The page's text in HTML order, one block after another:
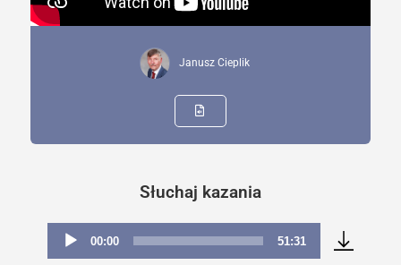
Janusz Cieplik
Słuchaj kazania
Odtwarzacz
00:00 51:31